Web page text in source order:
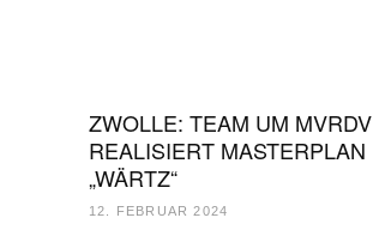
ZWOLLE: TEAM UM MVRDV
REALISIERT MASTERPLAN
„WÄRTZ“
12. FEBRUAR 2024